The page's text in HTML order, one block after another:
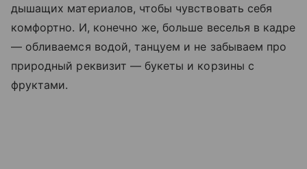
дышащих материалов, чтобы чувствовать себя
комфортно. И, конечно же, больше веселья в кадре
— обливаемся водой, танцуем и не забываем про
природный реквизит — букеты и корзины с
фруктами.